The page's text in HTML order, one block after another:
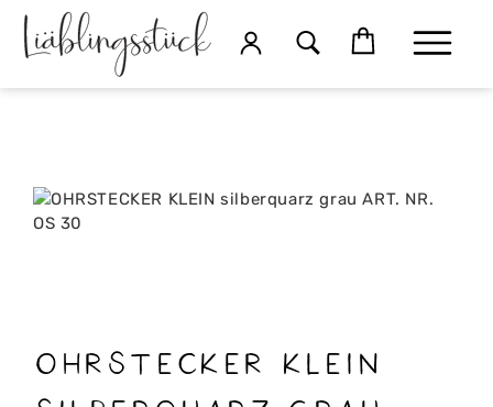
OHRSTECKER KLEIN